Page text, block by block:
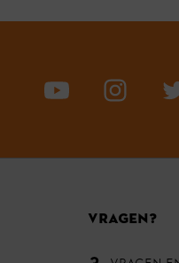
VRAGEN?